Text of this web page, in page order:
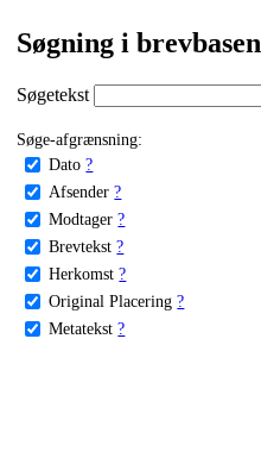
Søgning i brevbasen
Søgetekst
Søge-afgrænsning:
Dato ?
Afsender ?
Modtager ?
Brevtekst ?
Herkomst ?
Original Placering ?
Metatekst ?